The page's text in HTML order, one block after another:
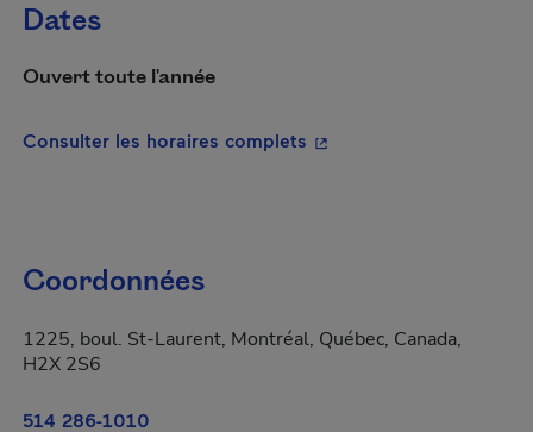
Dates
Ouvert toute l'année
Consulter les horaires complets - Cet hyperlien
Coordonnées
1225, boul. St-Laurent, Montréal, Québec, Canada,
H2X 2S6
514 286-1010